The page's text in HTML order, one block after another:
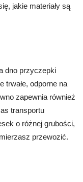
jakie materiały są
dno przyczepki
trwałe, odporne na
zapewnia również
transportu
o różnej grubości,
przewozić.